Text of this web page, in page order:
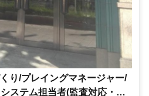
り/プレイングマネージャー/
ステム担当者(監査対応・セ